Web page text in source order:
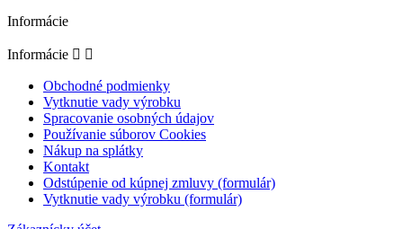
Informácie
Informácie  
Obchodné podmienky
Vytknutie vady výrobku
Spracovanie osobných údajov
Používanie súborov Cookies
Nákup na splátky
Kontakt
Odstúpenie od kúpnej zmluvy (formulár)
Vytknutie vady výrobku (formulár)